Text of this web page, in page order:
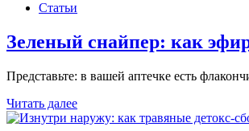
дозировать
лаванду
диффузоре
Статьи
Зеленый снайпер: как
Представьте: в вашей аптечке есть
Читать далееЗеленый
снайпер: